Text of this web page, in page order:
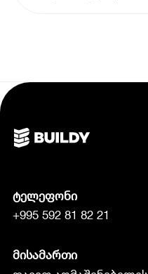
ტელეფონი
+995 592 81 82 21
მისამართი